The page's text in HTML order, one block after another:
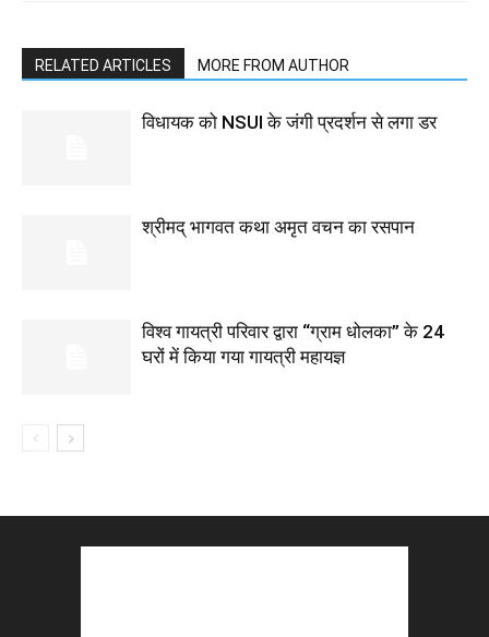
RELATED ARTICLES MORE FROM AUTHOR
विधायक को NSUI के जंगी प्रदर्शन से लगा डर
श्रीमद् भागवत कथा अमृत वचन का रसपान
विश्व गायत्री परिवार द्वारा “ग्राम धोलका” के 24
घरों में किया गया गायत्री महायज्ञ